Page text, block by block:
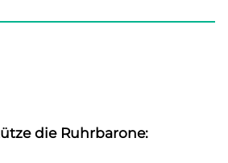
die Ruhrbarone: